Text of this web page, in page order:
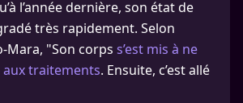
l’année dernière, son état de
très rapidement. Selon
Mara, "Son corps s’est mis à ne
traitements. Ensuite, c’est allé